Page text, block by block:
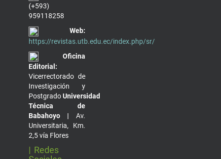
(+593)
959118258
Web:
https://revistas.utb.edu.ec/index.php/sr/
Oficina
Editorial:
Vicerrectorado de
Investigación y
PostgradoUniversidad
Técnica de
Babahoyo | Av.
Universitaria, Km.
2,5 vía Flores
| Redes